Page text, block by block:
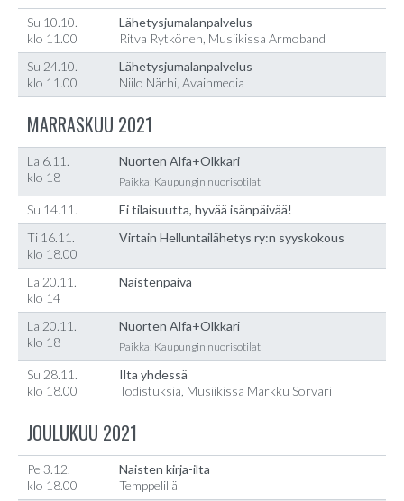
Su 10.10.
klo 11.00
Lähetysjumalanpalvelus
Ritva Rytkönen, Musiikissa Armoband
Su 24.10.
klo 11.00
Lähetysjumalanpalvelus
Niilo Närhi, Avainmedia
MARRASKUU 2021
La 6.11.
klo 18
Nuorten Alfa+Olkkari
Paikka: Kaupungin nuorisotilat
Su 14.11.
Ei tilaisuutta, hyvää isänpäivää!
Ti 16.11.
klo 18.00
Virtain Helluntailähetys ry:n syyskokous
La 20.11.
klo 14
Naistenpäivä
La 20.11.
klo 18
Nuorten Alfa+Olkkari
Paikka: Kaupungin nuorisotilat
Su 28.11.
klo 18.00
Ilta yhdessä
Todistuksia, Musiikissa Markku Sorvari
JOULUKUU 2021
Pe 3.12.
klo 18.00
Naisten kirja-ilta
Temppelillä